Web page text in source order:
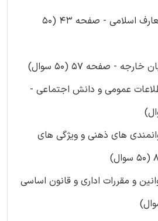
سوالات معارف اسلامی - صفحه 43 (50
- صفحه 57 (50 سوال)
عمومی و دانش اجتماعی -
های ذهنی و ویژگی های
و مقررات اداری و قانون اساسی